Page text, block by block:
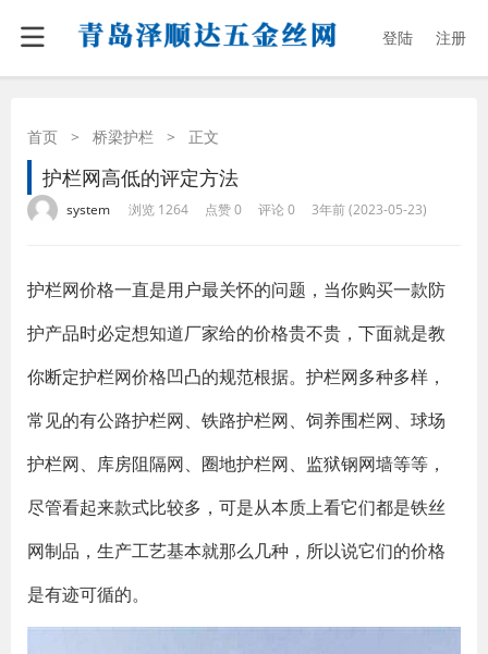
登陆 注册
首页 > 桥梁护栏 > 正文
护栏网高低的评定方法
system 浏览 1264 点赞 0 评论 0 3年前 (2023-05-23)
护栏网价格一直是用户最关怀的问题，当你购买一款防
护产品时必定想知道厂家给的价格贵不贵，下面就是教
你断定护栏网价格凹凸的规范根据。护栏网多种多样，
常见的有公路护栏网、铁路护栏网、饲养围栏网、球场
护栏网、库房阻隔网、圈地护栏网、监狱钢网墙等等，
尽管看起来款式比较多，可是从本质上看它们都是铁丝
网制品，生产工艺基本就那么几种，所以说它们的价格
是有迹可循的。